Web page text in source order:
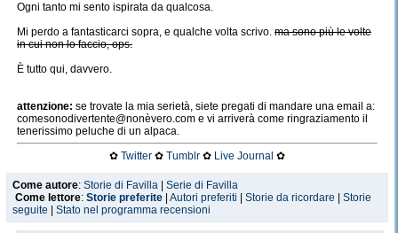
Ogni tanto mi sento ispirata da qualcosa.
Mi perdo a fantasticarci sopra, e qualche volta scrivo. ma sono più le volte
in cui non lo faccio, ops.
È tutto qui, davvero.
attenzione: se trovate la mia serietà, siete pregati di mandare una email a:
comesonodivertente@nonèvero.com e vi arriverà come ringraziamento il
tenerissimo peluche di un alpaca.
✿Twitter ✿Tumblr ✿ Live Journal✿
Come autore: Storie di Favilla
Serie di Favilla
Come lettore: Storie preferite Autori preferiti Storie da ricordare
Storie
seguite
Stato nel programma recensioni